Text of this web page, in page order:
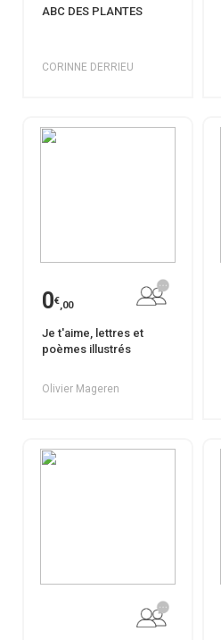
ABC DES PLANTES
CORINNE DERRIEU
0€,00
Je t'aime, lettres et
poèmes illustrés
Olivier Mageren